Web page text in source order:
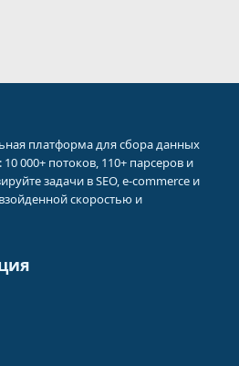
платформа для сбора данных
000+ потоков, 110+ парсеров и
задачи в SEO, e-commerce и
скоростью и